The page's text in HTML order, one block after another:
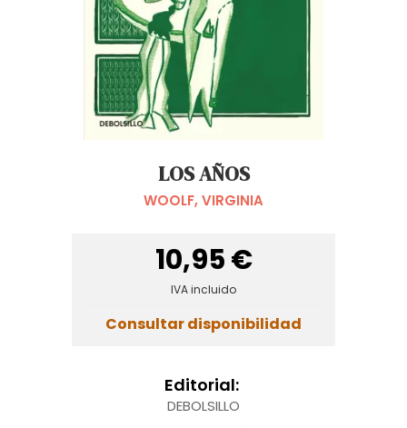
LOS AÑOS
WOOLF, VIRGINIA
10,95 €
IVA incluido
Consultar disponibilidad
Editorial:
DEBOLSILLO